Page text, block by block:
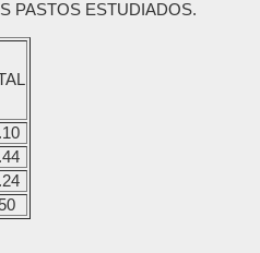
PASTOS ESTUDIADOS.